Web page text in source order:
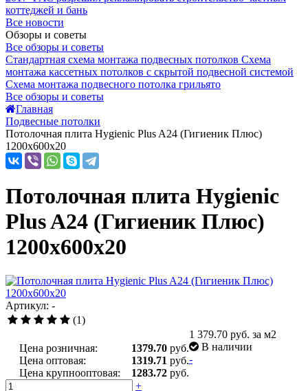
коттеджей и бань
Все новости
Обзоры и советы
Все обзоры и советы
Стандартная схема монтажа подвесных потолков Схема
монтажа кассетных потолков с скрытой подвесной системой
Схема монтажа подвесного потолка грильято
Все обзоры и советы
Главная
Подвесные потолки
Потолочная плита Hygienic Plus A24 (Гигиеник Плюс)
1200x600x20
Потолочная плита Hygienic
Plus A24 (Гигиеник Плюс)
1200x600x20
Артикул: -
(1)
Цена розничная: 1379.70 руб.
Цена оптовая:
1319.71 руб.
Цена крупнооптовая:
1283.72 руб.
1 379.70 руб. за м2
В наличии
-
+